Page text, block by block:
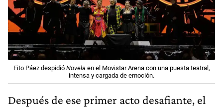
Fito Páez despidió Novela en el Movistar Arena con una puesta teatral,
intensa y cargada de emoción.
Después de ese primer acto desafiante, el